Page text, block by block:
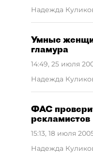
Надежда
Умные
гламура
14:49, 25 июля
Надежда
ФАС
рекламистов
15:13, 18 июля
Надежда